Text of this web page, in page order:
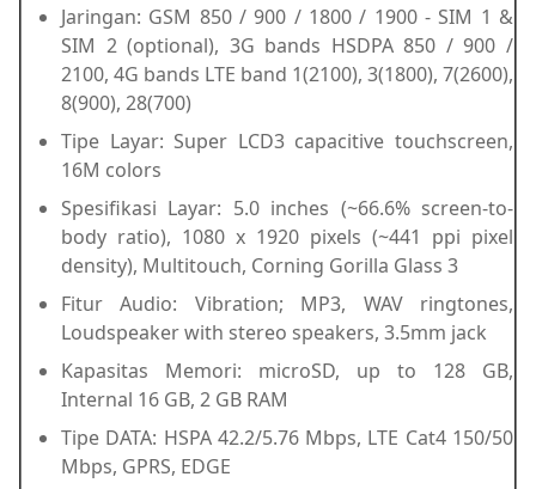
Jaringan: GSM 850 / 900 / 1800 / 1900 - SIM 1 &
SIM 2 (optional), 3G bands HSDPA 850 / 900 /
2100, 4G bands LTE band 1(2100), 3(1800), 7(2600),
8(900), 28(700)
Tipe Layar: Super LCD3 capacitive touchscreen,
16M colors
Spesifikasi Layar: 5.0 inches (~66.6% screen-to-
body ratio), 1080 x 1920 pixels (~441 ppi pixel
density), Multitouch, Corning Gorilla Glass 3
Fitur Audio: Vibration; MP3, WAV ringtones,
Loudspeaker with stereo speakers, 3.5mm jack
Kapasitas Memori: microSD, up to 128 GB,
Internal 16 GB, 2 GB RAM
Tipe DATA: HSPA 42.2/5.76 Mbps, LTE Cat4 150/50
Mbps, GPRS, EDGE